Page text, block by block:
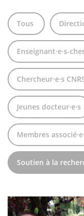
Tous
Enseignant·e·s-
Chercheur·e·s
Jeunes docteur·e·s
Membres
Soutien à la